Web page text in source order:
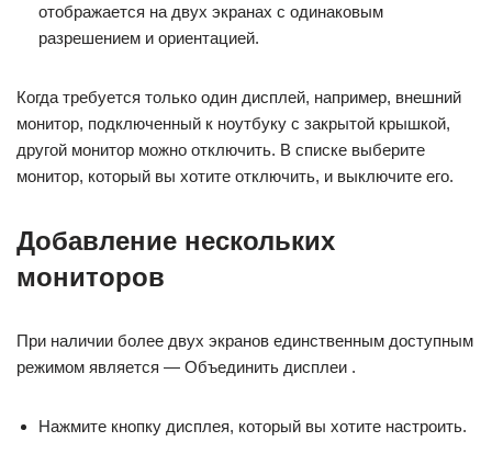
отображается на двух экранах с одинаковым
разрешением и ориентацией.
Когда требуется только один дисплей, например, внешний
монитор, подключенный к ноутбуку с закрытой крышкой,
другой монитор можно отключить. В списке выберите
монитор, который вы хотите отключить, и выключите его.
Добавление нескольких
мониторов
При наличии более двух экранов единственным доступным
режимом является — Объединить дисплеи .
Нажмите кнопку дисплея, который вы хотите настроить.